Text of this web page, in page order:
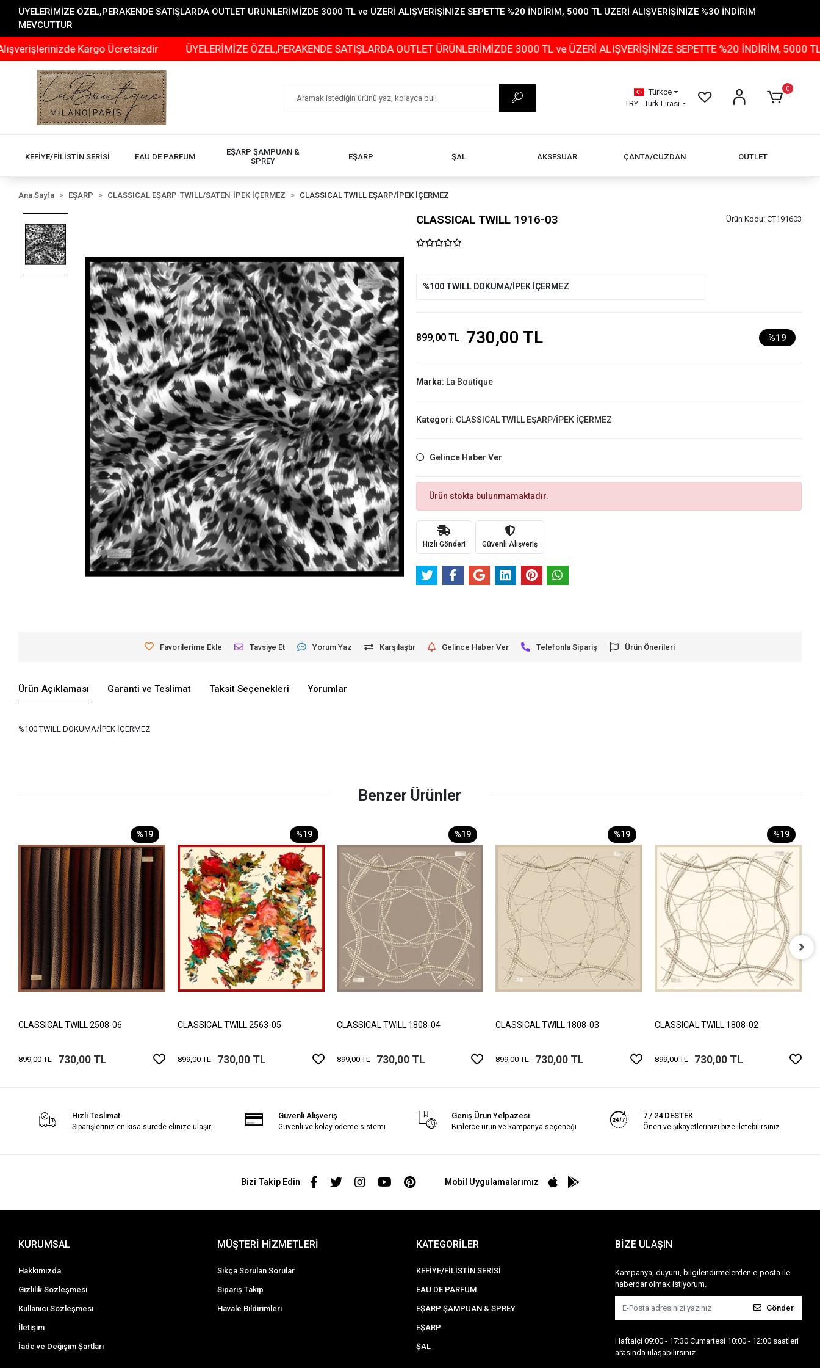
ÜYELERİMİZE ÖZEL,PERAKENDE SATIŞLARDA OUTLET ÜRÜNLERİMİZDE 3000 TL ve ÜZERİ ALIŞVERİŞİNİZE SEPETTE %20 İNDİRİM, 5000 TL ÜZERİ ALIŞVERİŞİNİZE %30 İNDİRİM
MEVCUTTUR
Kargo Ücretsizdir ÜYELERİMİZE ÖZEL,PERAKENDE SATIŞLARDA OUTLET ÜRÜNLERİMİZDE 3000 TL ve ÜZERİ ALIŞVERİŞİNİZE SEPETTE %20 İNDİRİM, 5000 TL
Türkçe
TRY - Türk Lirası
0
KEFİYE/FİLİSTİN SERİSİ EAU DE PARFUM
EŞARP ŞAMPUAN &
SPREY
EŞARP ŞAL AKSESUAR ÇANTA/CÜZDAN OUTLET
Ana Sayfa EŞARP CLASSICAL EŞARP-TWILL/SATEN-İPEK İÇERMEZ CLASSICAL TWILL EŞARP/İPEK İÇERMEZ
CLASSICAL TWILL 1916-03 Ürün Kodu: CT191603
%100 TWILL DOKUMA/İPEK İÇERMEZ
899,00 TL 730,00 TL %19
Marka: La Boutique
Kategori: CLASSICAL TWILL EŞARP/İPEK İÇERMEZ
Gelince Haber Ver
Ürün stokta bulunmamaktadır.
Hızlı Gönderi Güvenli Alışveriş
Favorilerime Ekle Tavsiye Et Yorum Yaz Karşılaştır Gelince Haber Ver Telefonla Sipariş Ürün Önerileri
Ürün Açıklaması Garanti ve Teslimat Taksit Seçenekleri Yorumlar
%100 TWILL DOKUMA/İPEK İÇERMEZ
Benzer Ürünler
%19
CLASSICAL TWILL 2508-06
899,00 TL 730,00 TL
%19
CLASSICAL TWILL 2563-05
899,00 TL 730,00 TL
%19
CLASSICAL TWILL 1808-04
899,00 TL 730,00 TL
%19
CLASSICAL TWILL 1808-03
899,00 TL 730,00 TL
%19
CLASSICAL TWILL 1808-02
899,00 TL 730,00 TL
Hızlı Teslimat
Siparişleriniz en kısa sürede elinize ulaşır.
Güvenli Alışveriş
Güvenli ve kolay ödeme sistemi
Geniş Ürün Yelpazesi
Binlerce ürün ve kampanya seçeneği
7 / 24 DESTEK
Öneri ve şikayetlerinizi bize iletebilirsiniz.
Bizi Takip Edin Mobil Uygulamalarımız
KURUMSAL
Hakkımızda
Gizlilik Sözleşmesi
Kullanıcı Sözleşmesi
İletişim
İade ve Değişim Şartları
MÜŞTERİ HİZMETLERİ
Sıkça Sorulan Sorular
Sipariş Takip
Havale Bildirimleri
KATEGORİLER
KEFİYE/FİLİSTİN SERİSİ
EAU DE PARFUM
EŞARP ŞAMPUAN & SPREY
EŞARP
ŞAL
BİZE ULAŞIN
Kampanya, duyuru, bilgilendirmelerden e-posta ile
haberdar olmak istiyorum.
Gönder
Haftaiçi 09:00 - 17:30 Cumartesi 10:00 - 12:00 saatleri
arasında ulaşabilirsiniz.